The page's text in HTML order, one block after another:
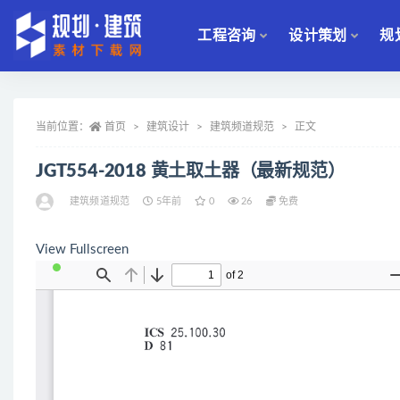
工程咨询 设计策划 规
当前位置： 首页 建筑设计 建筑频道规范 正文
JGT554-2018 黄土取土器（最新规范）
建筑频道规范 5年前 0 26 免费
View Fullscreen